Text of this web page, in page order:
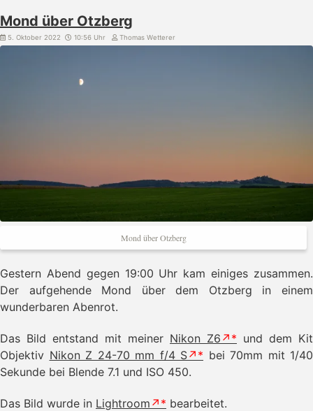
Mond über Otzberg
5. Oktober 2022 10:56 Uhr Thomas Wetterer
Mond über Otzberg
Gestern Abend gegen 19:00 Uhr kam einiges zusammen.
Der aufgehende Mond über dem Otzberg in einem
wunderbaren Abenrot.
Das Bild entstand mit meiner Nikon Z6
und dem Kit
Objektiv Nikon Z 24-70 mm f/4 S
bei 70mm mit 1/40
Sekunde bei Blende 7.1 und ISO 450.
Das Bild wurde in Lightroom bearbeitet.